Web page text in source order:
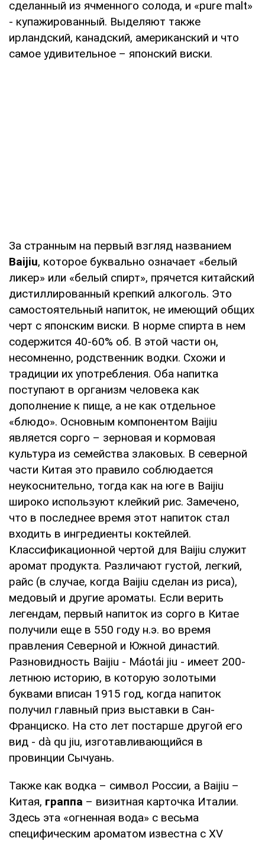
сделанный из ячменного солода, и «pure malt»
- купажированный. Выделяют также
ирландский, канадский, американский и что
самое удивительное – японский виски.
За странным на первый взгляд названием
Baijiu, которое буквально означает «белый
ликер» или «белый спирт», прячется китайский
дистиллированный крепкий алкоголь. Это
самостоятельный напиток, не имеющий общих
черт с японским виски. В норме спирта в нем
содержится 40-60% об. В этой части он,
несомненно, родственник водки. Схожи и
традиции их употребления. Оба напитка
поступают в организм человека как
дополнение к пище, а не как отдельное
«блюдо». Основным компонентом Baijiu
является сорго – зерновая и кормовая
культура из семейства злаковых. В северной
части Китая это правило соблюдается
неукоснительно, тогда как на юге в Baijiu
широко используют клейкий рис. Замечено,
что в последнее время этот напиток стал
входить в ингредиенты коктейлей.
Классификационной чертой для Baijiu служит
аромат продукта. Различают густой, легкий,
райс (в случае, когда Baijiu сделан из риса),
медовый и другие ароматы. Если верить
легендам, первый напиток из сорго в Китае
получили еще в 550 году н.э. во время
правления Северной и Южной династий.
Разновидность Baijiu - Máotái jiu - имеет 200-
летнюю историю, в которую золотыми
буквами вписан 1915 год, когда напиток
получил главный приз выставки в Сан-
Франциско. На сто лет постарше другой его
вид - dà qu jiu, изготавливающийся в
провинции Сычуань.
Также как водка – символ России, а Baijiu –
Китая, граппа – визитная карточка Италии.
Здесь эта «огненная вода» с весьма
специфическим ароматом известна с XV